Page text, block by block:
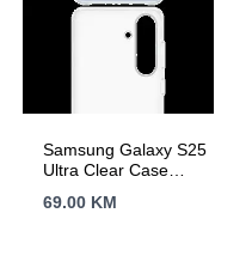
Controls, Guest
Network, Smart
Samsung Galaxy S25
Ultra Clear Case
69.00 KM